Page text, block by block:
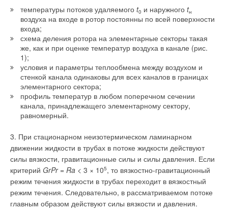
температуры потоков удаляемого t0 и наружного tн
воздуха на входе в ротор постоянны по всей поверхности
входа;
схема деления ротора на элементарные секторы такая
же, как и при оценке температур воздуха в канале (рис.
1);
условия и параметры теплообмена между воздухом и
стенкой канала одинаковы для всех каналов в границах
элементарного сектора;
профиль температур в любом поперечном сечении
канала, принадлежащего элементарному сектору,
равномерный.
3. При стационарном неизотермическом ламинарном
движении жидкости в трубах в потоке жидкости действуют
силы вязкости, гравитационные силы и силы давления. Если
критерий GrPr= Ra < 3 × 105, то вязкостно-гравитационный
режим течения жидкости в трубах переходит в вязкостный
режим течения. Следовательно, в рассматриваемом потоке
главным образом действуют силы вязкости и давления.
Александр
Здравствуйте, есть возможность изготовления вентилятора ВСК9-
12,5-02200-08-0-ОВ-У3?
ДА НЕТ
1из1пользователей считают этот комментарий полезным
Добрый день. Подскажите , есть возможность изготовления аналогов
DRFA 160-S3
Вентилятор осевой R2E280AE52-05
Вентилятор CRBB/2 250/084М DP4(R2E250-RA50-15)
Вентилятор осевой DP200A 2123XBT.GN 220В 120x120x38мм SUNON
Вентилятор Ostberg DFE 146-S2 230V 50Hz 0.29kW 1.3A
Комментарий полезен?
ДА НЕТ